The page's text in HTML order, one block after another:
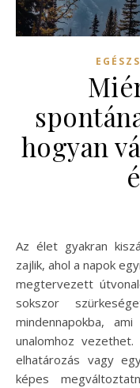
hogyan
Az élet gyakran kiszámítható és megszokott ritmusban
zajlik, ahol a napok
megtervezett
sokszor
mindennapokba,
unalomhoz
elhatározás vagy
képes